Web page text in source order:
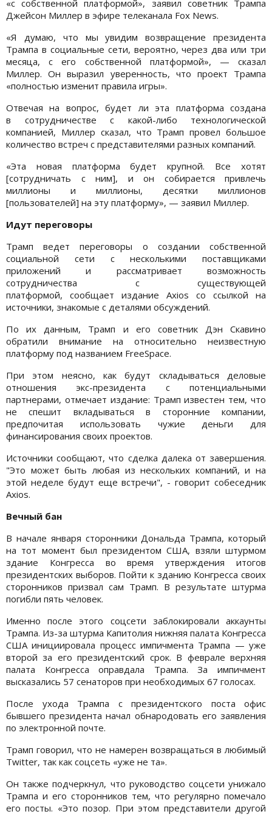
«с собственной платформой», заявил советник Трампа
Джейсон Миллер в эфире телеканала Fox News.
«Я думаю, что мы увидим возвращение президента
Трампа в социальные сети, вероятно, через два или три
месяца, с его собственной платформой», — сказал
Миллер. Он выразил уверенность, что проект Трампа
«полностью изменит правила игры».
Отвечая на вопрос, будет ли эта платформа создана
в сотрудничестве с какой-либо технологической
компанией, Миллер сказал, что Трамп провел большое
количество встреч с представителями разных компаний.
«Эта новая платформа будет крупной. Все хотят
[сотрудничать с ним], и он собирается привлечь
миллионы и миллионы, десятки миллионов
[пользователей] на эту платформу», — заявил Миллер.
Идут переговоры
Трамп ведет переговоры о создании собственной
социальной сети c несколькими поставщиками
приложений и рассматривает возможность
сотрудничества с существующей
платформой, сообщает издание Axios со ссылкой на
источники, знакомые с деталями обсуждений.
По их данным, Трамп и его советник Дэн Скавино
обратили внимание на относительно неизвестную
платформу под названием FreeSpace.
При этом неясно, как будут складываться деловые
отношения экс-президента с потенциальными
партнерами, отмечает издание: Трамп известен тем, что
не спешит вкладываться в сторонние компании,
предпочитая использовать чужие деньги для
финансирования своих проектов.
Источники сообщают, что сделка далека от завершения.
"Это может быть любая из нескольких компаний, и на
этой неделе будут еще встречи", - говорит собеседник
Axios.
Вечный бан
В начале января сторонники Дональда Трампа, который
на тот момент был президентом США, взяли штурмом
здание Конгресса во время утверждения итогов
президентских выборов. Пойти к зданию Конгресса своих
сторонников призвал сам Трамп. В результате штурма
погибли пять человек.
Именно после этого соцсети заблокировали аккаунты
Трампа. Из-за штурма Капитолия нижняя палата Конгресса
США инициировала процесс импичмента Трампа — уже
второй за его президентский срок. В феврале верхняя
палата Конгресса оправдала Трампа. За импичмент
высказались 57 сенаторов при необходимых 67 голосах.
После ухода Трампа с президентского поста офис
бывшего президента начал обнародовать его заявления
по электронной почте.
Трамп говорил, что не намерен возвращаться в любимый
Twitter, так как соцсеть «уже не та».
Он также подчеркнул, что руководство соцсети унижало
Трампа и его сторонников тем, что регулярно помечало
его посты. «Это позор. При этом представители другой